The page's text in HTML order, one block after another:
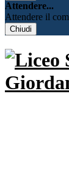
Attendere...
Attendere il
Chiudi